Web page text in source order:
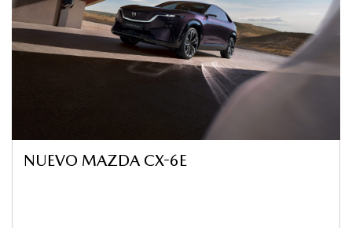
NUEVO MAZDA CX-6E